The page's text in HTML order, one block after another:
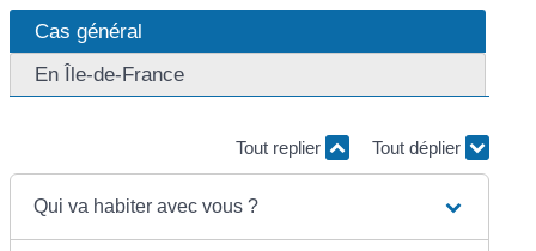
Cas général
En Île-de-France
Tout replier Tout déplier
Qui va habiter avec vous ?